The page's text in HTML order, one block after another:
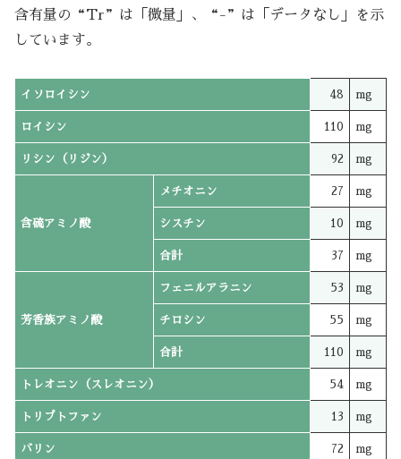
含有量の“Tr”は「微量」、“-”は「データなし」を示
しています。
イソロイシン 48 mg
ロイシン 110 mg
リシン（リジン） 92 mg
含硫アミノ酸
メチオニン 27 mg
シスチン 10 mg
合計 37 mg
芳香族アミノ酸
フェニルアラニン 53 mg
チロシン 55 mg
合計 110 mg
トレオニン（スレオニン） 54 mg
トリプトファン 13 mg
バリン 72 mg